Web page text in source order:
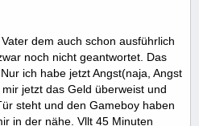
dem auch schon ausführlich
noch nicht geantwortet. Das
ich habe jetzt Angst(naja, Angst
jetzt das Geld überweist und
steht und den Gameboy haben
in der nähe. Vllt 45 Minuten